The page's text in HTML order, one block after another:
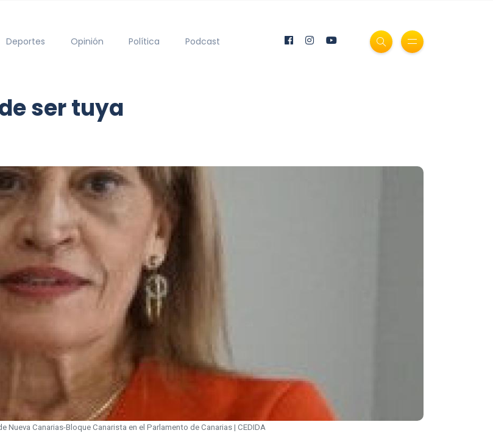
Deportes Opinión Política Podcast
ser tuya
Nueva Canarias-Bloque Canarista en el Parlamento de Canarias | CEDIDA